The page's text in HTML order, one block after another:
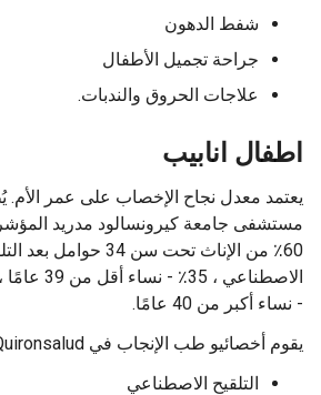
شفط الدهون
جراحة تجميل الأطفال
علاجات الحروق والندبات.
اطفال انابيب
يعتمد معدل نجاح الإخصاب على عمر الأم.
مستشفى جامعة كيرونسالود مدريد
60٪ من الإناث تحت سن 34 حوامل
- نساء أكبر من 40 عامًا.
يقوم أخصائيو طب الإنجاب في Quironsalud بما يلي:
التلقيح الاصطناعي